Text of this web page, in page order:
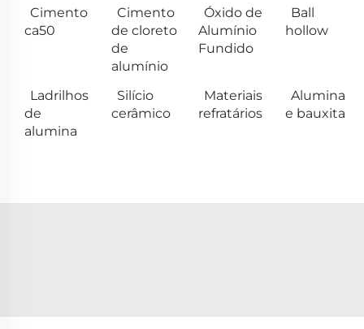
Cimento
ca50
Cimento
de cloreto
de
alumínio
Óxido de
Alumínio
Fundido
Ball
hollow
Ladrilhos
de
alumina
Silício
cerâmico
Materiais
refratários
Alumina
e bauxita